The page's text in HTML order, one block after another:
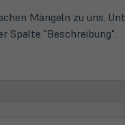
Mängeln zu uns.
Spalte "Beschreibung".